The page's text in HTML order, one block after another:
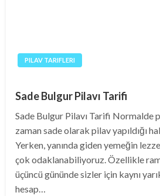
PILAV TARIFLERI
Sade Bulgur Pilavı Tarifi
Sade Bulgur Pilavı Tarifi Normalde
zaman sade olarak pilav yapıldığı
Yerken, yanında giden yemeğin
çok odaklanabiliyoruz. Özellikle
üçüncü gününde sizler için kaynı
hesap…